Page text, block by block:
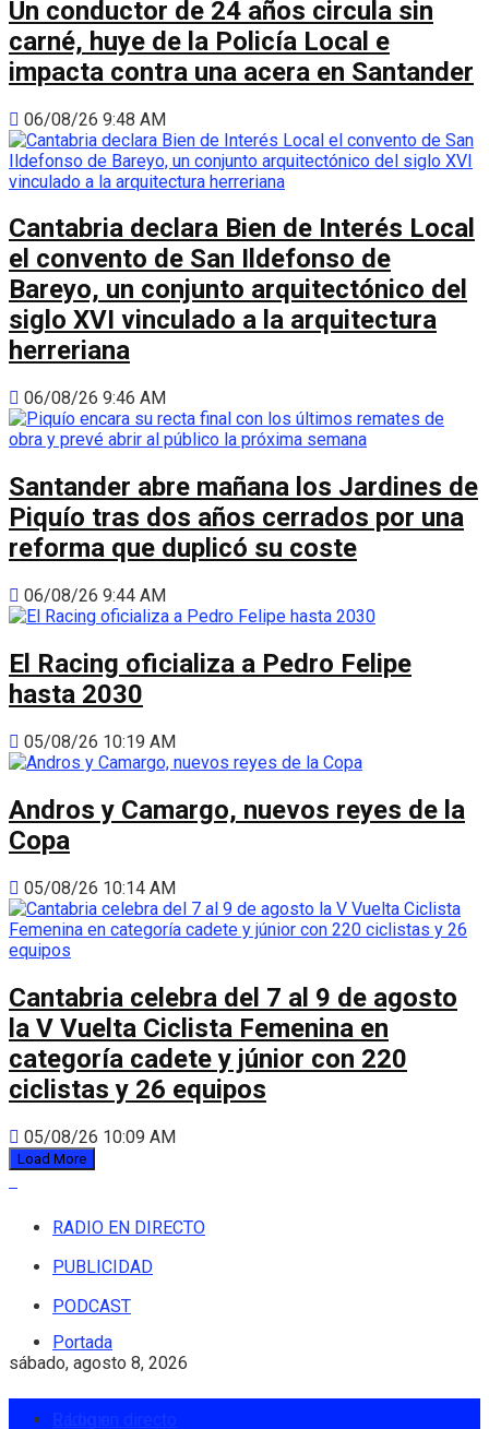
Un conductor de 24 años circula sin
carné, huye de la Policía Local e
impacta contra una acera en Santander
06/08/26 9:48 AM
Cantabria declara Bien de Interés Local
el convento de San Ildefonso de
Bareyo, un conjunto arquitectónico del
siglo XVI vinculado a la arquitectura
herreriana
06/08/26 9:46 AM
Santander abre mañana los Jardines de
Piquío tras dos años cerrados por una
reforma que duplicó su coste
06/08/26 9:44 AM
El Racing oficializa a Pedro Felipe
hasta 2030
05/08/26 10:19 AM
Andros y Camargo, nuevos reyes de la
Copa
05/08/26 10:14 AM
Cantabria celebra del 7 al 9 de agosto
la V Vuelta Ciclista Femenina en
categoría cadete y júnior con 220
ciclistas y 26 equipos
05/08/26 10:09 AM
Load More
RADIO EN DIRECTO
PUBLICIDAD
PODCAST
sábado, agosto 8, 2026
Portada